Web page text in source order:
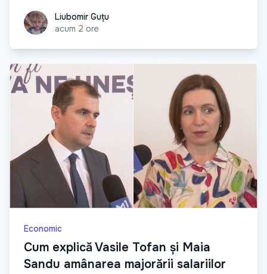
Liubomir Guțu
Liubomir Guțu
acum 2 ore
Economic
Cum explică Vasile Tofan și Maia
Sandu amânarea majorării salariilor